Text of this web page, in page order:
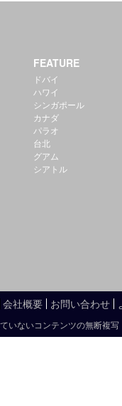
FEATURE
ドバイ
ハワイ
シンガポール
カナダ
パラオ
台北
グアム
シアトル
会社概要 お問い合わせ
いないコンテンツの無断複